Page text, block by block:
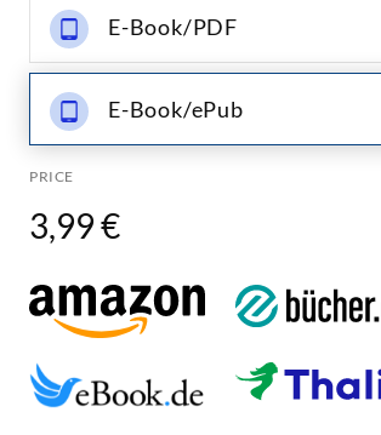
E-Book/PDF
E-Book/ePub
PRICE
3,99 €